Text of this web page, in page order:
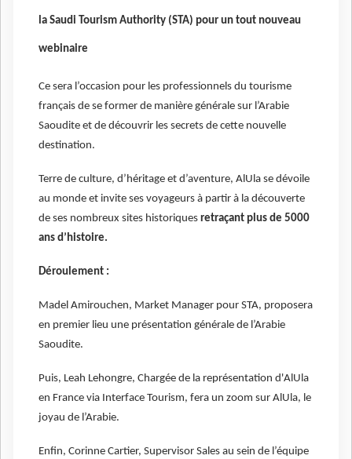
la Saudi Tourism Authority (STA) pour un tout nouveau
webinaire
Ce sera l’occasion pour les professionnels du tourisme
français de se former de manière générale sur l’Arabie
Saoudite et de découvrir les secrets de cette nouvelle
destination.
Terre de culture, d’héritage et d’aventure, AlUla se dévoile
au monde et invite ses voyageurs à partir à la découverte
de ses nombreux sites historiques retraçant plus de 5000
ans d’histoire.
Déroulement :
Madel Amirouchen, Market Manager pour STA, proposera
en premier lieu une présentation générale de l’Arabie
Saoudite.
Puis, Leah Lehongre, Chargée de la représentation d'AlUla
en France via Interface Tourism, fera un zoom sur AlUla, le
joyau de l’Arabie.
Enfin, Corinne Cartier, Supervisor Sales au sein de l’équipe